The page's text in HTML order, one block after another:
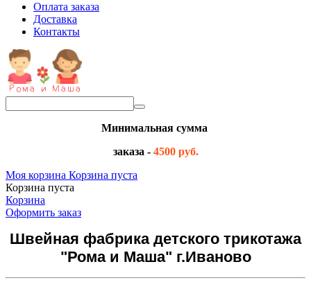
Оплата заказа
Доставка
Контакты
Минимальная сумма
заказа - 4500 руб.
Моя корзина Корзина пуста
Корзина пуста
Корзина
Оформить заказ
Швейная фабрика детского трикотажа
"Рома и Маша" г.Иваново